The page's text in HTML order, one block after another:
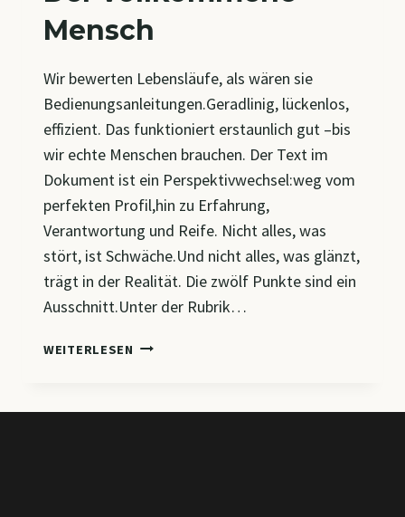
Mensch
Wir bewerten Lebensläufe, als wären sie
Bedienungsanleitungen.Geradlinig, lückenlos,
effizient. Das funktioniert erstaunlich gut –bis
wir echte Menschen brauchen. Der Text im
Dokument ist ein Perspektivwechsel:weg vom
perfekten Profil,hin zu Erfahrung,
Verantwortung und Reife. Nicht alles, was
stört, ist Schwäche.Und nicht alles, was glänzt,
trägt in der Realität. Die zwölf Punkte sind ein
Ausschnitt.Unter der Rubrik…
WEITERLESEN DER